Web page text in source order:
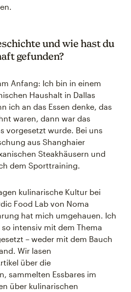
und wie hast du
gefunden?
Anfang: Ich bin in einem
Haushalt in Dallas
ich an das Essen denke, das
waren, dann war das
vorgesetzt wurde. Bei uns
aus Shanghaier
Steakhäusern und
dem Sporttraining.
kulinarische Kultur bei
Food Lab von Noma
hat mich umgehauen. Ich
intensiv mit dem Thema
– weder mit dem Bauch
Wir lasen
über die
sammelten Essbares im
über kulinarischen